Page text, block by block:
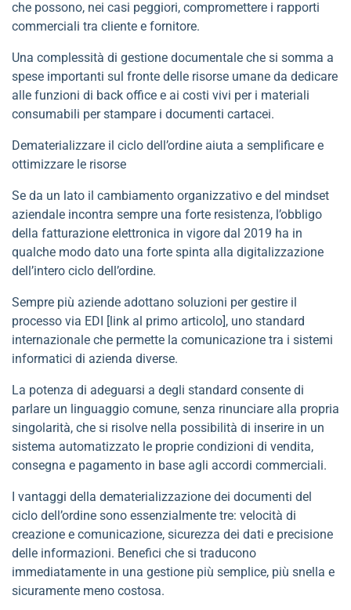
che possono, nei casi peggiori, compromettere i rapporti
commerciali tra cliente e fornitore.
Una complessità di gestione documentale che si somma a
spese importanti sul fronte delle risorse umane da dedicare
alle funzioni di back office e ai costi vivi per i materiali
consumabili per stampare i documenti cartacei.
Dematerializzare il ciclo dell’ordine aiuta a semplificare e
ottimizzare le risorse
Se da un lato il cambiamento organizzativo e del mindset
aziendale incontra sempre una forte resistenza, l’obbligo
della fatturazione elettronica in vigore dal 2019 ha in
qualche modo dato una forte spinta alla digitalizzazione
dell’intero ciclo dell’ordine.
Sempre più aziende adottano soluzioni per gestire il
processo via EDI [link al primo articolo], uno standard
internazionale che permette la comunicazione tra i sistemi
informatici di azienda diverse.
La potenza di adeguarsi a degli standard consente di
parlare un linguaggio comune, senza rinunciare alla propria
singolarità, che si risolve nella possibilità di inserire in un
sistema automatizzato le proprie condizioni di vendita,
consegna e pagamento in base agli accordi commerciali.
I vantaggi della dematerializzazione dei documenti del
ciclo dell’ordine sono essenzialmente tre: velocità di
creazione e comunicazione, sicurezza dei dati e precisione
delle informazioni. Benefici che si traducono
immediatamente in una gestione più semplice, più snella e
sicuramente meno costosa.